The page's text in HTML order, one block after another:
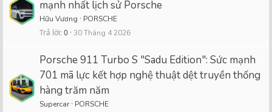
mạnh nhất lịch sử Porsche
Hữu Vương PORSCHE
Trả lời 0 30 Tháng 4 2026
Porsche 911 Turbo S "Sadu Edition": Sức mạnh
701 mã lực kết hợp nghệ thuật dệt truyền thống
hàng trăm năm
Supercar PORSCHE